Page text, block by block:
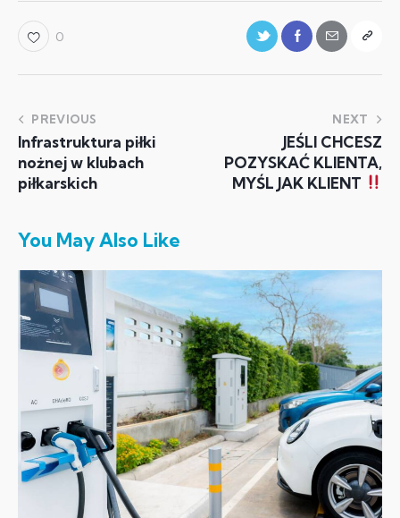
0
PREVIOUS
Infrastruktura piłki
nożnej w klubach
piłkarskich
NEXT
JEŚLI CHCESZ
POZYSKAĆ KLIENTA,
MYŚL JAK KLIENT
You May Also Like